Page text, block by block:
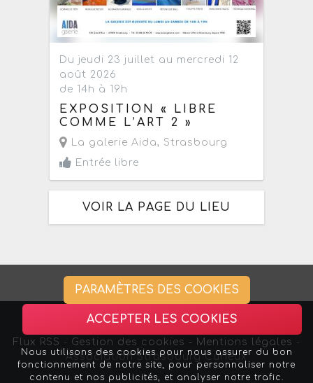
Du jeudi 23 juillet au mercredi 12
août 2026
de 14h à 19h
EXPOSITION « LIBRE
COMME L’ART 2 »
La galerie Aida, Strasbourg
Entrée libre
VOIR LA PAGE DU LIEU
Flux RSS Gestion des cookies - Mentions légales
Association Strasbourg Curieux
PARAMÈTRES DES COOKIES
ACCEPTER LES COOKIES
Nous utilisons des cookies pour nous assurer du bon
fonctionnement de notre site, pour personnaliser notre
contenu et nos publicités, et analyser notre trafic.